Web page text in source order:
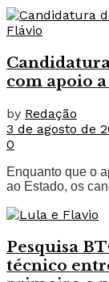
com apoio
by Redação
3 de agosto de
0
Enquanto que o
ao Estado, os
Pesquisa
técnico